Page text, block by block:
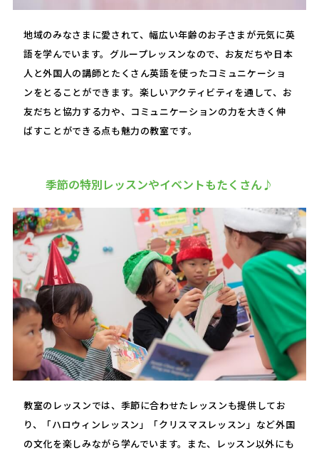
地域のみなさまに愛されて、幅広い年齢のお子さまが元気に英
語を学んでいます。グループレッスンなので、お友だちや日本
人と外国人の講師とたくさん英語を使ったコミュニケーショ
ンをとることができます。楽しいアクティビティを通して、お
友だちと協力する力や、コミュニケーションの力を大きく伸
ばすことができる点も魅力の教室です。
季節の特別レッスンやイベントもたくさん♪
教室のレッスンでは、季節に合わせたレッスンも提供してお
り、「ハロウィンレッスン」「クリスマスレッスン」など外国
の文化を楽しみながら学んでいます。また、レッスン以外にも